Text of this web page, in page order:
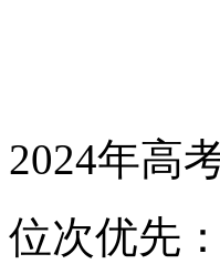
2024年高
位次优先